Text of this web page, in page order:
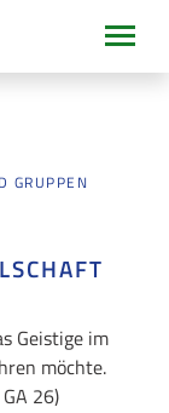
GRUPPEN
Geistige im
möchte.
26)